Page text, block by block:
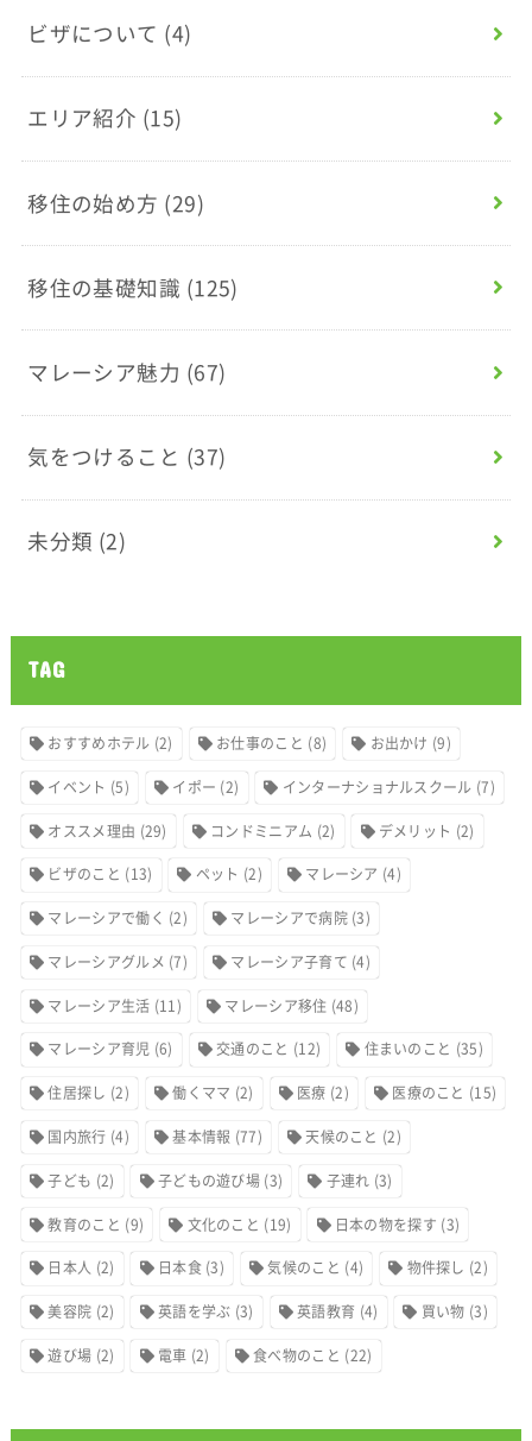
ビザについて (4)
エリア紹介 (15)
移住の始め方 (29)
移住の基礎知識 (125)
マレーシア魅力 (67)
気をつけること (37)
未分類 (2)
TAG
おすすめホテル (2) お仕事のこと (8) お出かけ (9)
イベント (5) イポー (2) インターナショナルスクール (7)
オススメ理由 (29) コンドミニアム (2) デメリット (2)
ビザのこと (13) ペット (2) マレーシア (4)
マレーシアで働く (2) マレーシアで病院(3)
マレーシアグルメ (7) マレーシア子育て (4)
マレーシア生活 (11) マレーシア移住 (48)
マレーシア育児 (6) 交通のこと (12) 住まいのこと (35)
住居探し (2) 働くママ (2) 医療 (2) 医療のこと (15)
国内旅行 (4) 基本情報 (77) 天候のこと (2)
子ども (2) 子どもの遊び場 (3) 子連れ (3)
教育のこと (9) 文化のこと (19) 日本の物を探す (3)
日本人 (2) 日本食(3) 気候のこと (4) 物件探し (2)
美容院 (2) 英語を学ぶ (3) 英語教育 (4) 買い物 (3)
遊び場 (2) 電車 (2) 食べ物のこと (22)